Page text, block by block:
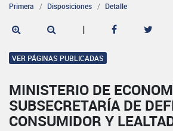
Primera Disposiciones Detalle
|
VER PÁGINAS PUBLICADAS
MINISTERIO DE
SUBSECRETARÍA DE
CONSUMIDOR Y